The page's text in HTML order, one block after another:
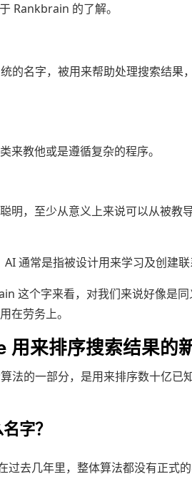
Rankbrain 的了解。
的名字，被用来帮助处理搜索结果
来教他或是遵循复杂的程序。
明，至少从意义上来说可以从被教
通常是指被设计用来学习及创建联
这个字来看，对我们来说好像是
在劳务上。
来排序搜索结果的
法的一部分，是用来排序数十亿已
字？
过去几年里，整体算法都没有正式